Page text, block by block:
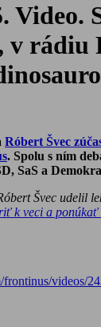
Video.
v rádiu
Róbert Švec
. Spolu s ním
SaS a
Švec udelil
k veci a ponúkať
videos/